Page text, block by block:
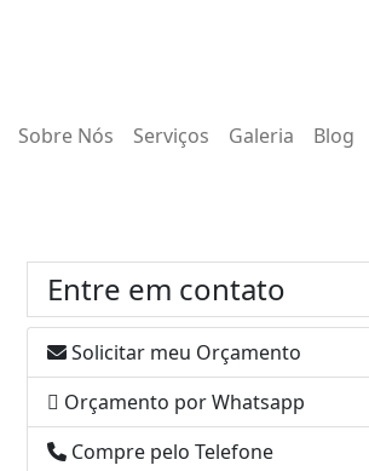
Sobre Nós Serviços Galeria Blog
Entre em contato
Solicitar meu Orçamento
Orçamento por Whatsapp
Compre pelo Telefone